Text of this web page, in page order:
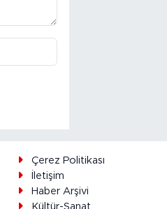
Çerez Politikası
İletişim
Haber Arşivi
Kültür-Sanat